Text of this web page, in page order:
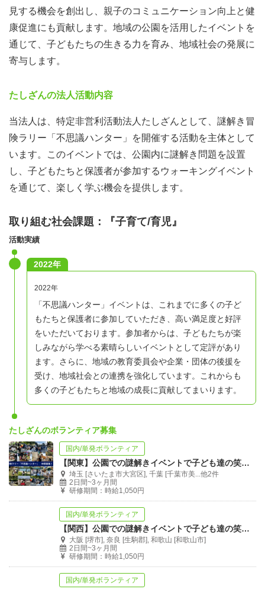
見する機会を創出し、親子のコミュニケーション向上と健
康促進にも貢献します。地域の公園を活用したイベントを
通じて、子どもたちの生きる力を育み、地域社会の発展に
寄与します。
たしざんの法人活動内容
当法人は、特定非営利活動法人たしざんとして、謎解き冒
険ラリー「不思議ハンター」を開催する活動を主体として
います。このイベントでは、公園内に謎解き問題を設置
し、子どもたちと保護者が参加するウォーキングイベント
を通じて、楽しく学ぶ機会を提供します。
取り組む社会課題：『子育て/育児』
活動実績
2022年
2022年
「不思議ハンター」イベントは、これまでに多くの子ど
もたちと保護者に参加していただき、高い満足度と好評
をいただいております。参加者からは、子どもたちが楽
しみながら学べる素晴らしいイベントとして定評があり
ます。さらに、地域の教育委員会や企業・団体の後援を
受け、地域社会との連携を強化しています。これからも
多くの子どもたちと地域の成長に貢献してまいります。
たしざんのボランティア募集
国内/単発ボランティア
【関東】公園での謎解きイベントで子ども達の笑顔を育もう♪運営リーダー候補の募集
埼玉 [さいたま市大宮区], 千葉 [千葉市美...他2件
2日間~3ヶ月間
研修期間：時給1,050円
国内/単発ボランティア
【関西】公園での謎解きイベントで子ども達の笑顔を育もう♪運営リーダー候補の募集
大阪 [堺市], 奈良 [生駒郡], 和歌山 [和歌山市]
2日間~3ヶ月間
研修期間：時給1,050円
国内/単発ボランティア